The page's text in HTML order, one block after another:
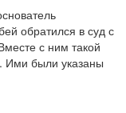
с ним такой
Ими были указаны